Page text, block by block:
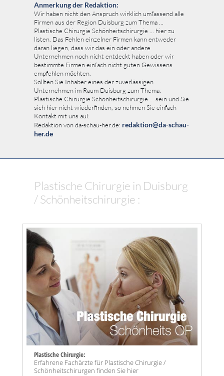
Anmerkung der Redaktion:
Wir haben nicht den Anspruch wirklich umfassend alle
Firmen aus der Region Duisburg zum Thema ...
Plastische Chirurgie Schönheitschirurgie ... hier zu
listen. Das Fehlen einzelner Firmen kann entweder
daran liegen, dass wir das ein oder andere
Unternehmen noch nicht entdeckt haben oder wir
bestimmte Firmen einfach nicht guten Gewissens
empfehlen möchten.
Sollten Sie Inhaber eines der zuverlässigen
Unternehmen im Raum Duisburg zum Thema:
Plastische Chirurgie Schönheitschirurgie ... sein und Sie
sich hier nicht wiederfinden, so nehmen Sie einfach
Kontakt mit uns auf.
Redaktion von da-schau-her.de: redaktion@da-schau-
her.de
Plastische Chirurgie in Duisburg
/ Schönheitschirurgie :
Plastische Chirurgie:
Erfahrene Fachärzte für Plastische Chirurgie /
Schönheitschirurgen finden Sie hier